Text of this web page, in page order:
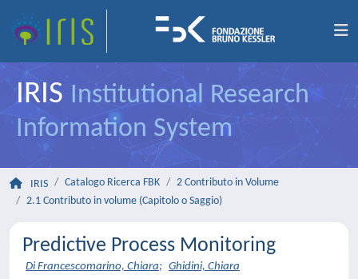
IRIS Institutional Research
Information System
IRIS Catalogo Ricerca FBK
2 Contributo in Volume
2.1 Contributo in volume (Capitolo o Saggio)
Predictive Process Monitoring
Di Francescomarino, Chiara; Ghidini, Chiara